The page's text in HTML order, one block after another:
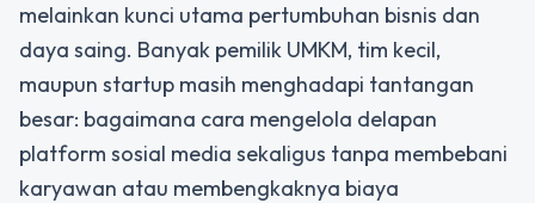
melainkan kunci utama pertumbuhan bisnis dan
daya saing. Banyak pemilik UMKM, tim kecil,
maupun startup masih menghadapi tantangan
besar: bagaimana cara mengelola delapan
platform sosial media sekaligus tanpa membebani
karyawan atau membengkaknya biaya